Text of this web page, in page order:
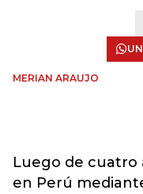
MERIAN ARAUJO
Luego de cuatro
en Perú